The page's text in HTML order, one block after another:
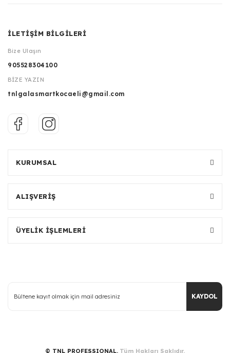
İLETİŞİM BİLGİLERİ
Bize Ulaşın
905528304100
BİZE YAZIN
tnlgalasmartkocaeli@gmail.com
KURUMSAL
ALIŞVERİŞ
ÜYELİK İŞLEMLERİ
KAYDOL
© TNL PROFESSIONAL. Tüm Hakları Saklıdır.